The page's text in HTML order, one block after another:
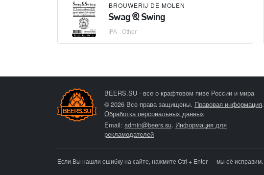
BROUWERIJ DE MOLEN
Swag & Swing
IPA - Other
BEERS.SU - все о крафтовом пиве России и мира
© 2026 Все права защищены. Правовая информация.
Обработка персональных данных
Email: admin@beers.su. Информация для
рекламодателей
Если Вы нашли ошибку на сайте, нажмите Ctrl + Enter — мы её исправим.